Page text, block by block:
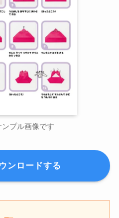
ンプル画像です
ンロードする